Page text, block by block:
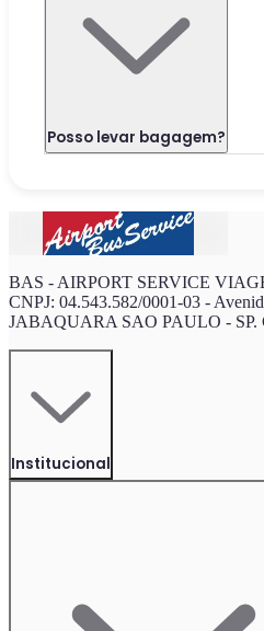
Posso levar bagagem?
BAS - AIRPORT SERVICE
CNPJ: 04.543.582/0001-03 -
JABAQUARA SAO PAULO - SP.
Institucional